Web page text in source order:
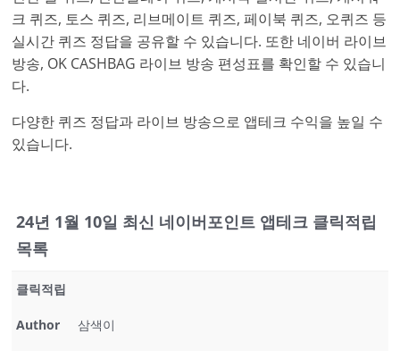
크 퀴즈, 토스 퀴즈, 리브메이트 퀴즈, 페이북 퀴즈, 오퀴즈 등
실시간 퀴즈 정답을 공유할 수 있습니다. 또한 네이버 라이브
방송, OK CASHBAG 라이브 방송 편성표를 확인할 수 있습니
다.
다양한 퀴즈 정답과 라이브 방송으로 앱테크 수익을 높일 수
있습니다.
24년 1월 10일 최신 네이버포인트 앱테크 클릭적립
목록
클릭적립
Author 삼색이